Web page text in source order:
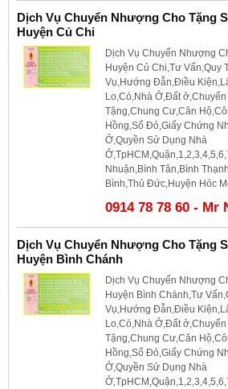
Dịch Vụ Chuyển Nhượng Cho Tặng
Huyện Củ Chi
Dịch Vụ Chuyển Nhượng
Huyện Củ Chi,Tư Vấn,Quy
Vụ,Hướng Đẫn,Điều
Lo,Có,Nhà Ở,Đất
Tặng,Chung Cư,Căn
Hồng,Sổ Đỏ,Giấy Chứng
Ở,Quyền Sử Dụng Nhà
Nhuận,Bình Tân,Bình
Bình,Thủ Đức,Huyện Hóc
0914 78 78 60 - Mr
Dịch Vụ Chuyển Nhượng Cho Tặng
Huyện Bình Chánh
Dịch Vụ Chuyển Nhượng
Huyện Bình Chánh,Tư
Vụ,Hướng Đẫn,Điều
Lo,Có,Nhà Ở,Đất
Tặng,Chung Cư,Căn
Hồng,Sổ Đỏ,Giấy Chứng
Ở,Quyền Sử Dụng Nhà